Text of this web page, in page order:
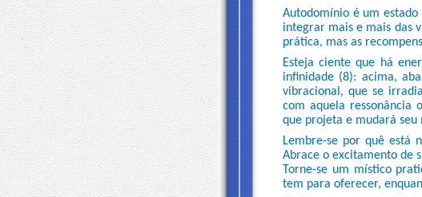
Autodomínio é um
integrar mais e mais das
prática, mas as
Esteja ciente que há
infinidade (8): acima,
vibracional, que se
com aquela ressonância
que projeta e mudará seu
Lembre-se por quê está
Abrace o excitamento de
Torne-se um místico
tem para oferecer,